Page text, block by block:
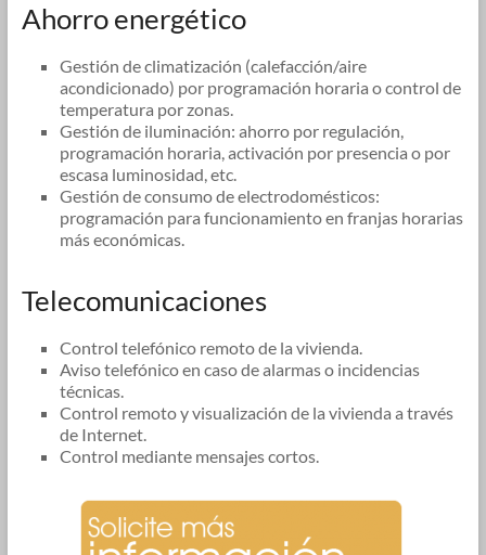
Ahorro energético
Gestión de climatización (calefacción/aire
acondicionado) por programación horaria o control de
temperatura por zonas.
Gestión de iluminación: ahorro por regulación,
programación horaria, activación por presencia o por
escasa luminosidad, etc.
Gestión de consumo de electrodomésticos:
programación para funcionamiento en franjas horarias
más económicas.
Telecomunicaciones
Control telefónico remoto de la vivienda.
Aviso telefónico en caso de alarmas o incidencias
técnicas.
Control remoto y visualización de la vivienda a través
de Internet.
Control mediante mensajes cortos.